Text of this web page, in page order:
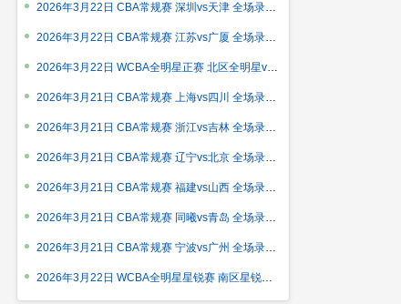
2026年3月22日 CBA常规赛 深圳vs天津 全场录像回放
2026年3月22日 CBA常规赛 江苏vs广厦 全场录像回放
2026年3月22日 WCBA全明星正赛 北区全明星vs南区全明星 全场录像
2026年3月21日 CBA常规赛 上海vs四川 全场录像回放
2026年3月21日 CBA常规赛 浙江vs吉林 全场录像回放
2026年3月21日 CBA常规赛 辽宁vs北京 全场录像回放
2026年3月21日 CBA常规赛 福建vs山西 全场录像回放
2026年3月21日 CBA常规赛 同曦vs青岛 全场录像回放
2026年3月21日 CBA常规赛 宁波vs广州 全场录像回放
2026年3月22日 WCBA全明星星锐赛 南区星锐队vs北区星锐队 全场录